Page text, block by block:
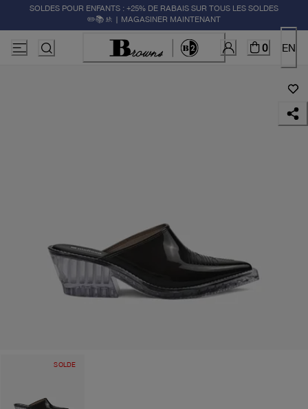
SOLDES POUR ENFANTS : +25% DE RABAIS SUR TOUS LES SOLDES
✏️📚🚸 | MAGASINER MAINTENANT
0 EN
SOLDE